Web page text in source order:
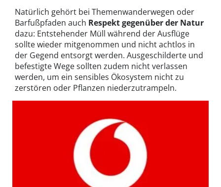
Natürlich gehört bei Themenwanderwegen oder
Barfußpfaden auch Respekt gegenüber der Natur
dazu: Entstehender Müll während der Ausflüge
sollte wieder mitgenommen und nicht achtlos in
der Gegend entsorgt werden. Ausgeschilderte und
befestigte Wege sollten zudem nicht verlassen
werden, um ein sensibles Ökosystem nicht zu
zerstören oder Pflanzen niederzutrampeln.